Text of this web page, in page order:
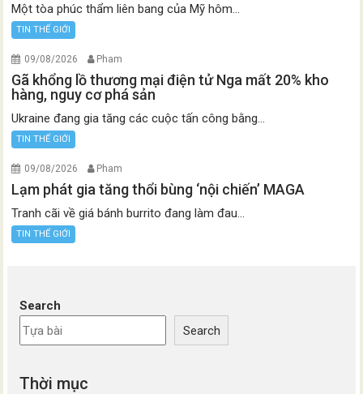
Một tòa phúc thẩm liên bang của Mỹ hôm...
TIN THẾ GIỚI
09/08/2026 Pham
Gã khổng lồ thương mại điện tử Nga mất 20% kho
hàng, nguy cơ phá sản
Ukraine đang gia tăng các cuộc tấn công bằng...
TIN THẾ GIỚI
09/08/2026 Pham
Lạm phát gia tăng thổi bùng ‘nội chiến’ MAGA
Tranh cãi về giá bánh burrito đang làm đau...
TIN THẾ GIỚI
Search
Search
Thời mục